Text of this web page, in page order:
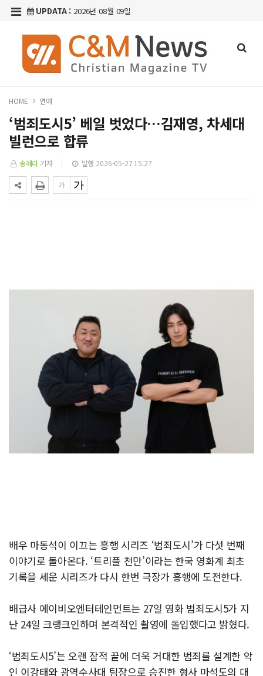
UPDATA : 2026년 08월 09일
HOME 연예
‘범죄도시5’ 베일 벗었다…김재영, 차세대
빌런으로 합류
송혜라 기자 발행 2026-05-27 15:27
배우 마동석이 이끄는 흥행 시리즈 ‘범죄도시’가 다섯 번째
이야기로 돌아온다. ‘트리플 천만’이라는 한국 영화계 최초
기록을 세운 시리즈가 다시 한번 극장가 흥행에 도전한다.
배급사 에이비오엔터테인먼트는 27일 영화 범죄도시5가 지
난 24일 크랭크인하며 본격적인 촬영에 돌입했다고 밝혔다.
‘범죄도시5’는 오랜 잠적 끝에 더욱 거대한 범죄를 설계한 악
인 이강태와 광역수사대 팀장으로 승진한 형사 마석도의 대